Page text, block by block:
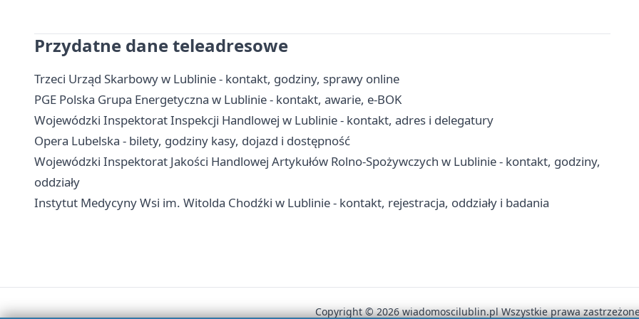
Przydatne dane teleadresowe
Trzeci Urząd Skarbowy w Lublinie - kontakt, godziny, sprawy online
PGE Polska Grupa Energetyczna w Lublinie - kontakt, awarie, e-BOK
Wojewódzki Inspektorat Inspekcji Handlowej w Lublinie - kontakt, adres i delegatury
Opera Lubelska - bilety, godziny kasy, dojazd i dostępność
Wojewódzki Inspektorat Jakości Handlowej Artykułów Rolno-Spożywczych w Lublinie - kontakt, godziny,
oddziały
Instytut Medycyny Wsi im. Witolda Chodźki w Lublinie - kontakt, rejestracja, oddziały i badania
Copyright © 2026 wiadomoscilublin.pl Wszystkie prawa